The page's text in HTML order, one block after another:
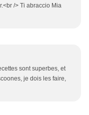
/> Ti abraccio Mia
sont superbes, et
je dois les faire,